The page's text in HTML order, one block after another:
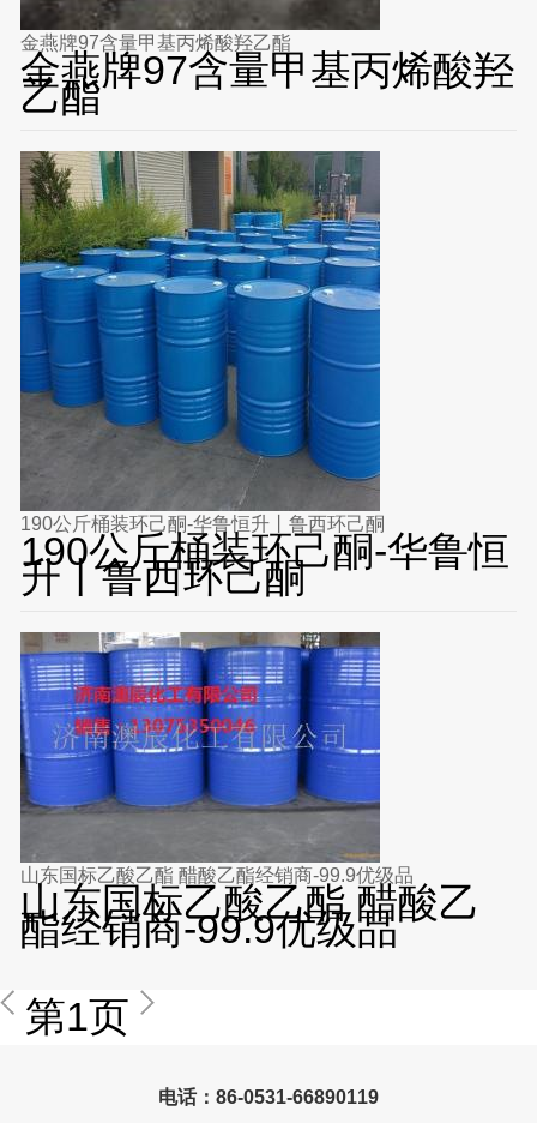
金燕牌97含量甲基丙烯酸羟乙酯
金燕牌97含量甲基丙烯酸羟
乙酯
190公斤桶装环己酮-华鲁恒升丨鲁西环己酮
190公斤桶装环己酮-华鲁恒
升丨鲁西环己酮
山东国标乙酸乙酯 醋酸乙酯经销商-99.9优级品
山东国标乙酸乙酯 醋酸乙
酯经销商-99.9优级品
第1页
电话：86-0531-66890119